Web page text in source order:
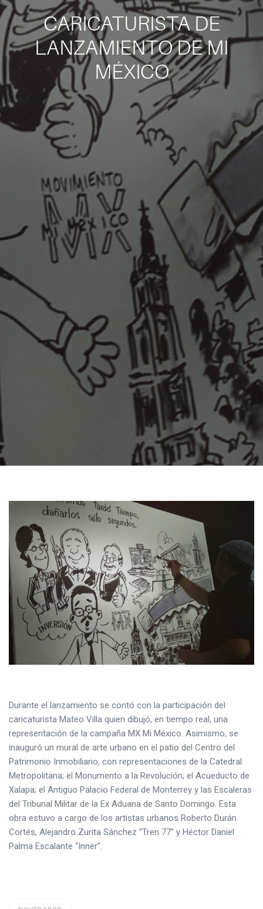
CARICATURISTA DE
LANZAMIENTO DE MI
MÉXICO
Durante el lanzamiento se contó con la participación del
caricaturista Mateo Villa quien dibujó, en tiempo real, una
representación de la campaña MX Mi México. Asimismo, se
inauguró un mural de arte urbano en el patio del Centro del
Patrimonio Inmobiliario, con representaciones de la Catedral
Metropolitana; el Monumento a la Revolución; el Acueducto de
Xalapa; el Antiguo Palacio Federal de Monterrey y las Escaleras
del Tribunal Militar de la Ex Aduana de Santo Domingo. Esta
obra estuvo a cargo de los artistas urbanos Roberto Durán
Cortés, Alejandro Zurita Sánchez “Tren 77” y Héctor Daniel
Palma Escalante “Inner”.